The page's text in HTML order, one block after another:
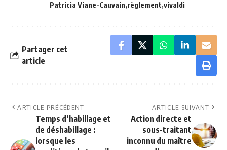
Patricia Viane-Cauvain règlement vivaldi
Partager cet
article
ARTICLE PRÉCÉDENT
Temps d’habillage et
de déshabillage :
lorsque les
ARTICLE SUIVANT
Action directe et
sous-traitant
inconnu du maître